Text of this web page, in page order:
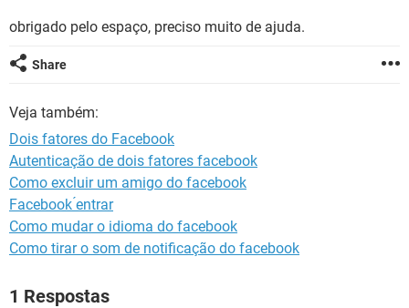
obrigado pelo espaço, preciso muito de ajuda.
Share
Veja também:
Dois fatores do Facebook
Autenticação de dois fatores facebook
Como excluir um amigo do facebook
Facebook ́entrar
Como mudar o idioma do facebook
Como tirar o som de notificação do facebook
1 Respostas